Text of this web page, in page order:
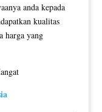
anda kepada
kualitas
harga yang